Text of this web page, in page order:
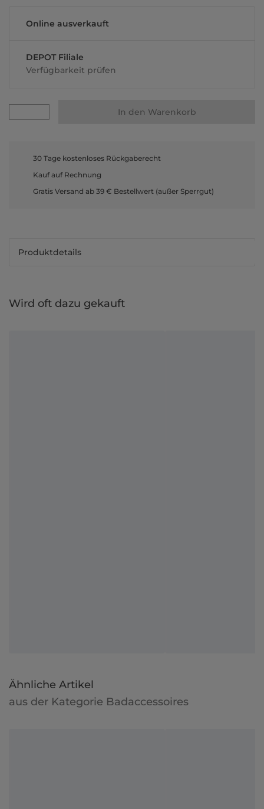
Online ausverkauft
DEPOT Filiale
Verfügbarkeit prüfen
In den Warenkorb
30 Tage kostenloses Rückgaberecht
Kauf auf Rechnung
Gratis Versand ab 39 € Bestellwert (außer Sperrgut)
Produktdetails
Wird oft dazu gekauft
Ähnliche Artikel
aus der Kategorie Badaccessoires